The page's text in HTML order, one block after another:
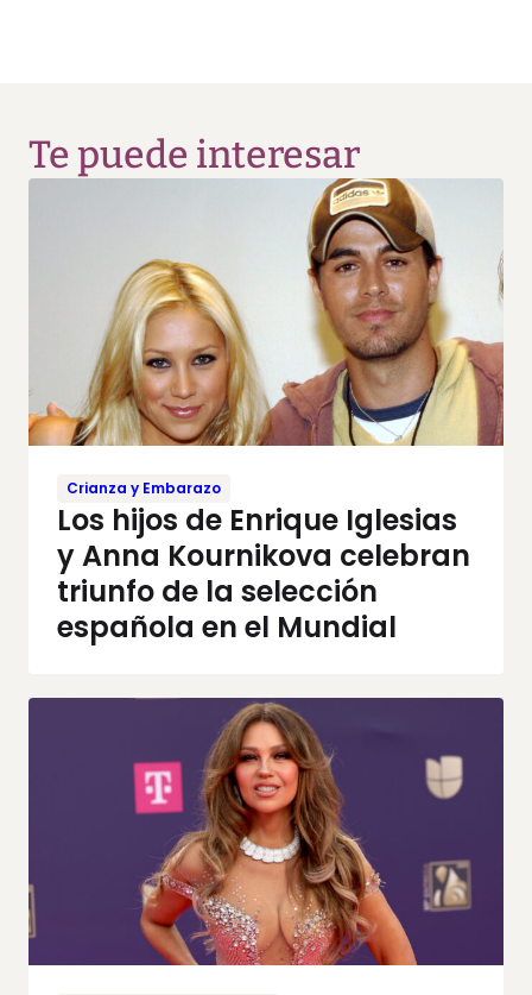
Te puede interesar
Crianza y Embarazo
Los hijos de Enrique Iglesias
y Anna Kournikova celebran
triunfo de la selección
española en el Mundial